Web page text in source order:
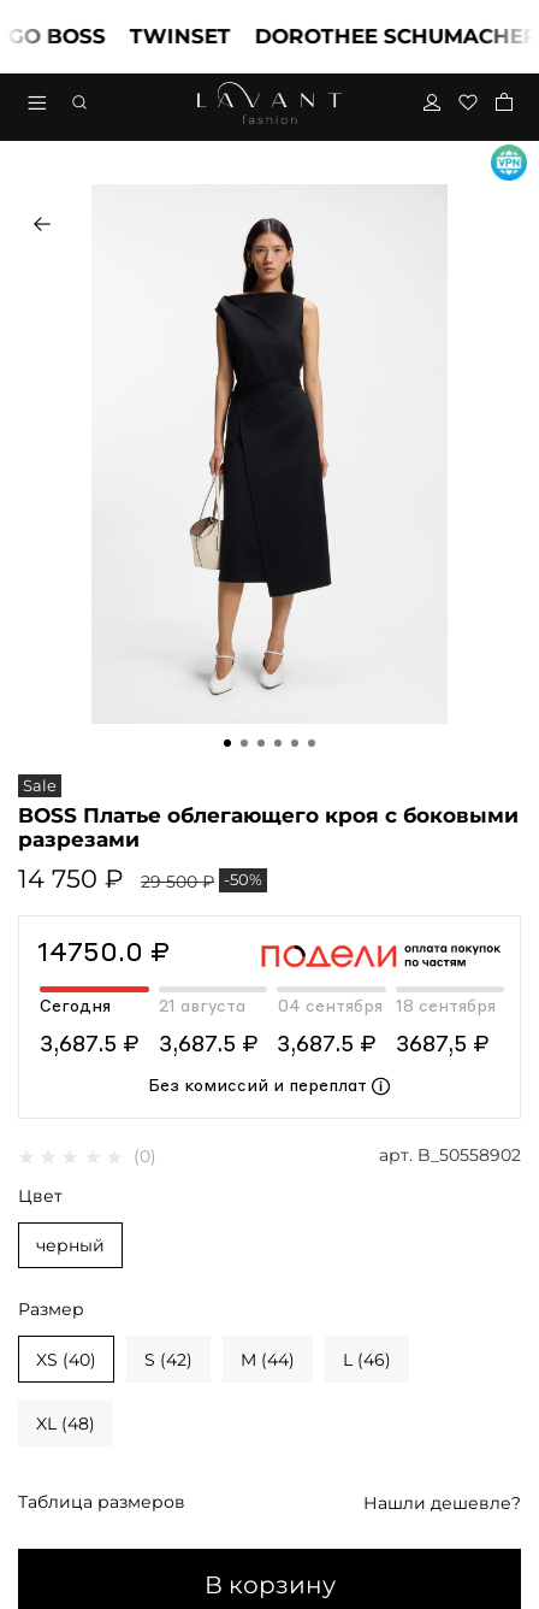
BOSS TWINSET DOROTHEE SCHUMACHER
Sale
(0) арт. B_50558902
BOSS Платье облегающего кроя с боковыми
разрезами
14 750 ₽ 29 500 ₽ -50%
14750.0 ₽
Сегодня
3,687.5 ₽
21 августа
3,687.5 ₽
04 сентября
3,687.5 ₽
18 сентября
3687,5 ₽
Без комиссий и переплат
Таблица размеров Нашли дешевле?
В корзину
Цвет
черный
Размер
XS (40) S (42) M (44) L (46)
XL (48)